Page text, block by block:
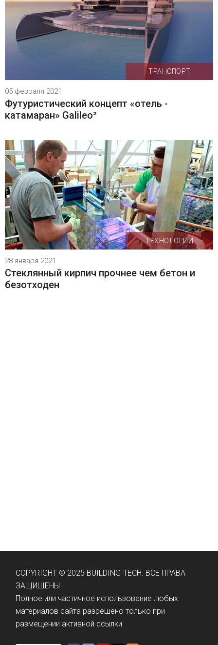
ТРАНСПОРТ
05 февраля 2021
Футуристический концепт «отель -
катамаран» Galileo²
ТЕХНОЛОГИИ
28 января 2021
Стеклянный кирпич прочнее чем бетон и
безотходен
COPYRIGHT © 2025 BUILDING-TECH. ВСЕ ПРАВА
ЗАЩИЩЕНЫ
Полное или частичное использование любых
материалов сайта разрешено только при
размещении активной ссылки